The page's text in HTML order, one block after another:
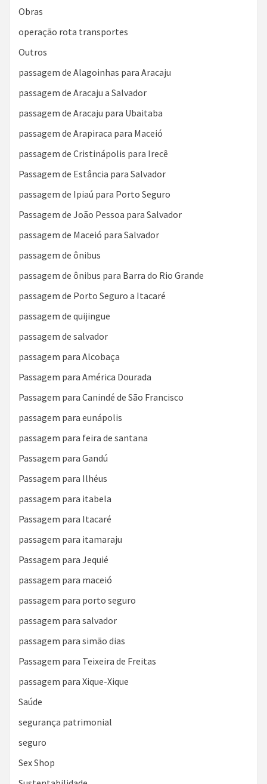
Obras
operação rota transportes
Outros
passagem de Alagoinhas para Aracaju
passagem de Aracaju a Salvador
passagem de Aracaju para Ubaitaba
passagem de Arapiraca para Maceió
passagem de Cristinápolis para Irecê
Passagem de Estância para Salvador
passagem de Ipiaú para Porto Seguro
Passagem de João Pessoa para Salvador
passagem de Maceió para Salvador
passagem de ônibus
passagem de ônibus para Barra do Rio Grande
passagem de Porto Seguro a Itacaré
passagem de quijingue
passagem de salvador
passagem para Alcobaça
Passagem para América Dourada
Passagem para Canindé de São Francisco
passagem para eunápolis
passagem para feira de santana
Passagem para Gandú
Passagem para Ilhéus
passagem para itabela
Passagem para Itacaré
passagem para itamaraju
Passagem para Jequié
passagem para maceió
passagem para porto seguro
passagem para salvador
passagem para simão dias
Passagem para Teixeira de Freitas
passagem para Xique-Xique
Saúde
segurança patrimonial
seguro
Sex Shop